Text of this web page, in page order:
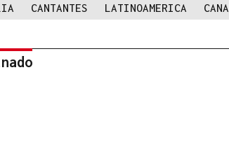
CANTANTES LATINOAMERICA